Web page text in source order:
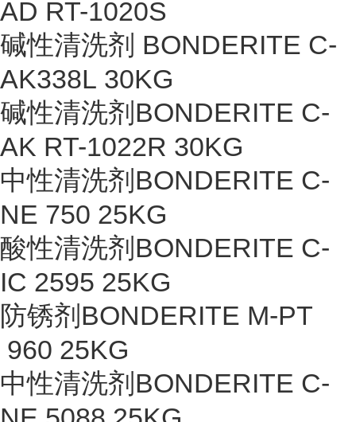
AD RT-1020S
碱性清洗剂 BONDERITE C-
AK338L 30KG
碱性清洗剂BONDERITE C-
AK RT-1022R 30KG
中性清洗剂BONDERITE C-
NE 750 25KG
酸性清洗剂BONDERITE C-
IC 2595 25KG
防锈剂BONDERITE M-PT
960 25KG
中性清洗剂BONDERITE C-